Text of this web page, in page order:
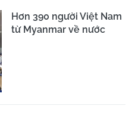
Hơn 390 người Việt Nam
từ Myanmar về nước